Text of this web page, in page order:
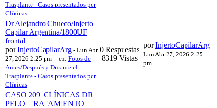
Trasplante - Casos presentados por
Clínicas
Dr Alejandro Chueco/Injerto
Capilar Argentina/1800UF
frontal
porInjertoCapilarArg - Lun Abr
27, 2026 2:25 pm - en: Fotos de
Antes/Después y Durante el
Trasplante - Casos presentados por
Clínicas
0 Respuestas
8319 Vistas
porInjertoCapilarArg
Lun Abr 27, 2026 2:25
pm
CASO 209| CLÍNICAS DR
PELO| TRATAMIENTO